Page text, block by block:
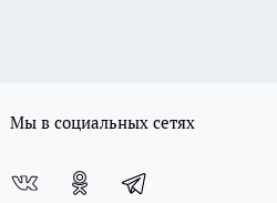
Мы в социальных сетях